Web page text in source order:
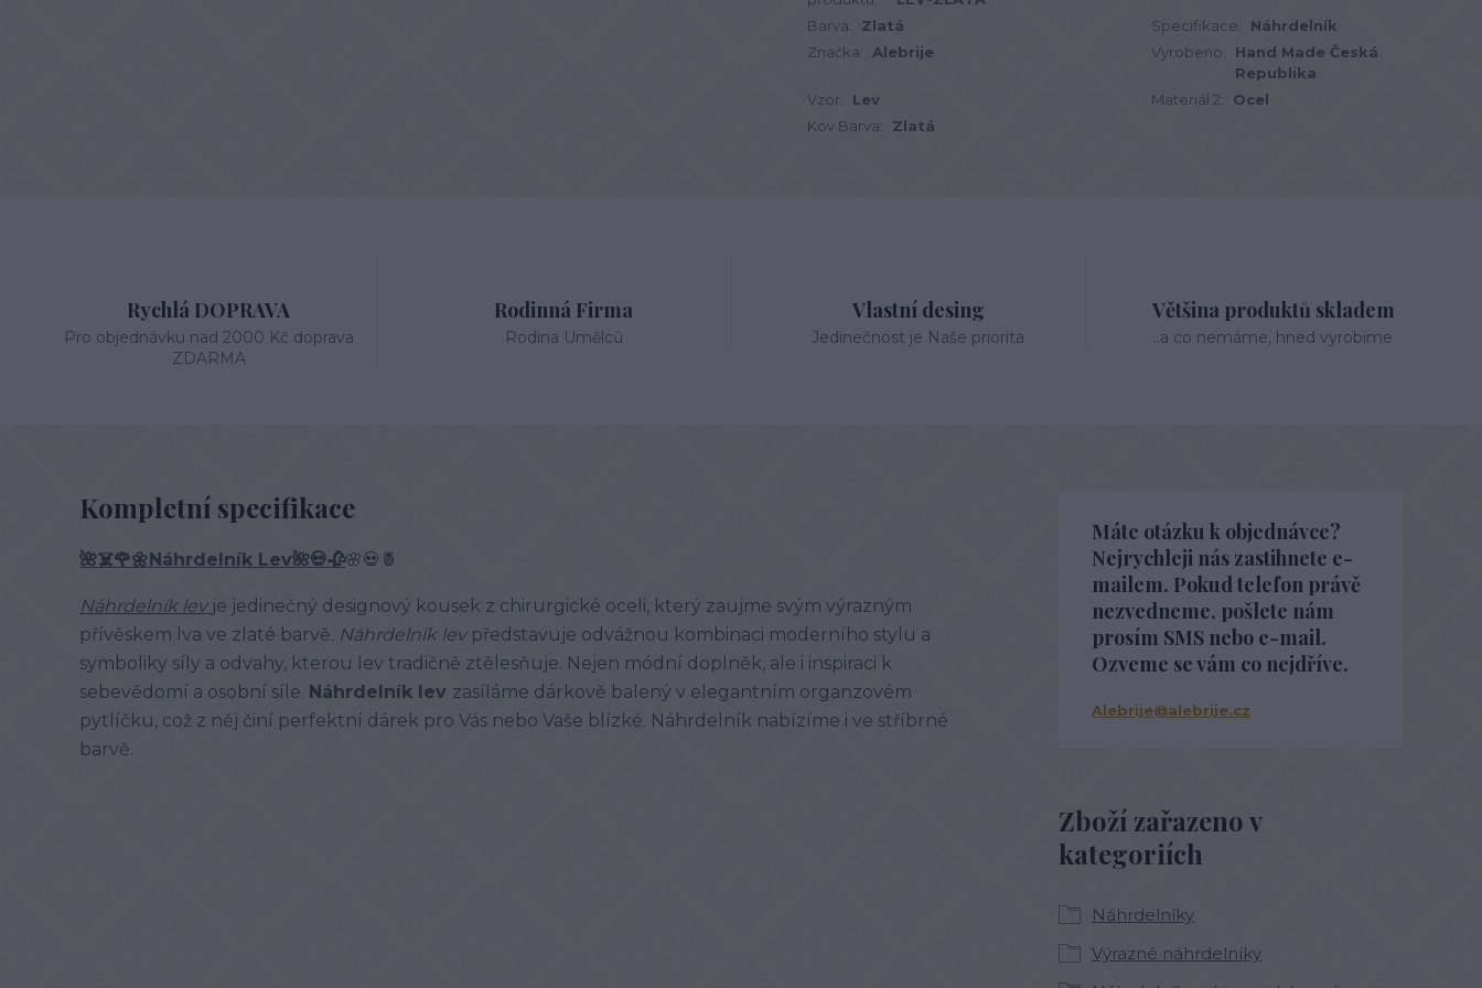
Barva: Zlatá Specifikace:
Náhrdelník
Značka:
Alebrije Vyrobeno:
Hand Made Česká
Republika
Vzor:
Lev Materiál 2:
Ocel
Kov Barva:
Zlatá
Rychlá DOPRAVA
Pro objednávku nad 2000 Kč doprava
ZDARMA
Rodinná Firma
Rodina Umělců
Vlastní desing
Jedinečnost je Naše priorita
Většina produktů skladem
..a co nemáme, hned vyrobíme
Kompletní specifikace
🌺☠️🌹🌼Náhrdelník Lev🌺💀🥀🌸💀🍍
Náhrdelník lev je jedinečný designový kousek z chirurgické oceli, který zaujme svým výrazným
přívěskem lva ve zlaté barvě. Náhrdelník levpředstavuje odvážnou kombinaci moderního stylu a
symboliky síly a odvahy, kterou lev tradičně ztělesňuje. Nejen módní doplněk, ale i inspiraci k
sebevědomí a osobní síle. Náhrdelník lev zasíláme dárkově balený v elegantním organzovém
pytlíčku, což z něj činí perfektní dárek pro Vás nebo Vaše blízké. Náhrdelník nabízíme i ve stříbrné
barvě.
Zboží zařazeno v
kategoriích
Náhrdelníky
Výrazné náhrdelníky
Máte otázku k objednávce?
Nejrychleji nás zastihnete e-
mailem. Pokud telefon právě
nezvedneme, pošlete nám
prosím SMS nebo e-mail.
Ozveme se vám co nejdříve.
Alebrije@alebrije.cz